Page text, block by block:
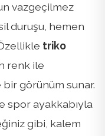
vazgeçilmez
duruşu, hemen
triko
renk ile
görünüm sunar.
spor ayakkabıyla
gibi, kalem